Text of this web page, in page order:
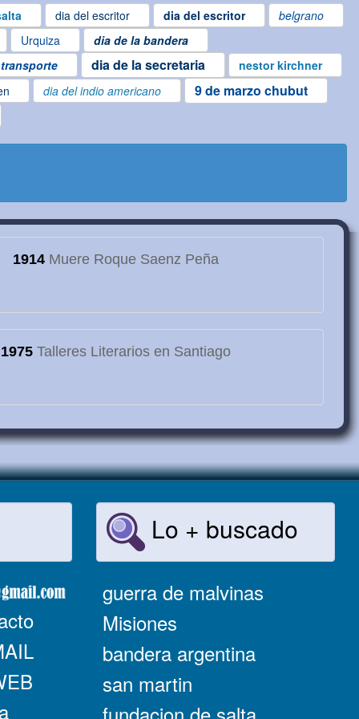
dia del escritor dia del escritor
belgrano
Urquiza
dia de la bandera
dia de la secretaria
nestor kirchner
dia del indio americano 9 de marzo chubut
1914Muere Roque Saenz Peña
1975Talleres Literarios en Santiago
Lo + buscado
guerra de malvinas
Misiones
bandera argentina
san martin